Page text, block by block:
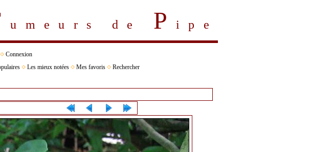
umeurs de P ipe
Connexion
Les mieux notées Mes favoris Rechercher